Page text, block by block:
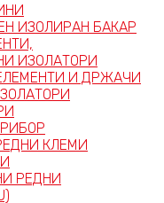
ИЗОЛИРАН БАКАР
ИЗОЛАТОРИ
И ДРЖАЧИ
КЛЕМИ
РЕДНИ